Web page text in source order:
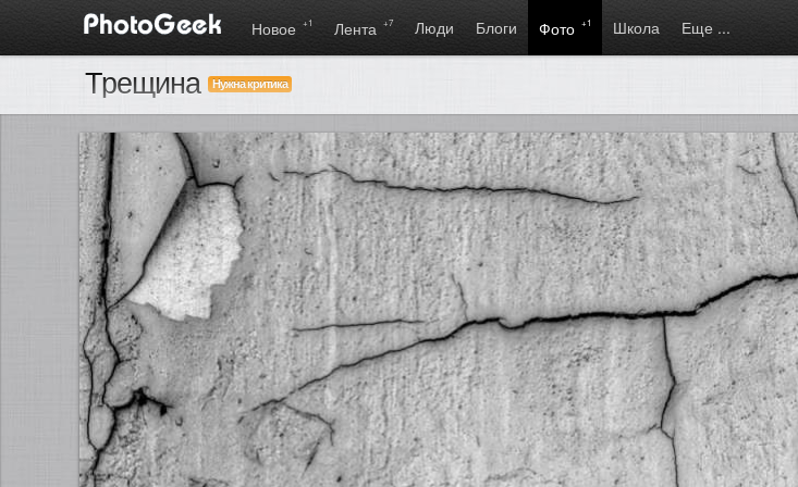
Новое +1 Лента +7 Люди Блоги Фото +1 Школа Еще ...
Трещина Нужна критика